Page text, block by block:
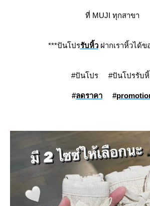
ที่ MUJI ทุกสาขา
***ปันโปรรับหิ้วฝากเราหิ้วได้ข
#ปันโปร #ปันโปรรับหิ้
#ลดราคา #